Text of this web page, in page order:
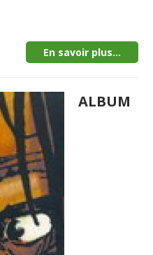
En savoir plus...
ALBUM